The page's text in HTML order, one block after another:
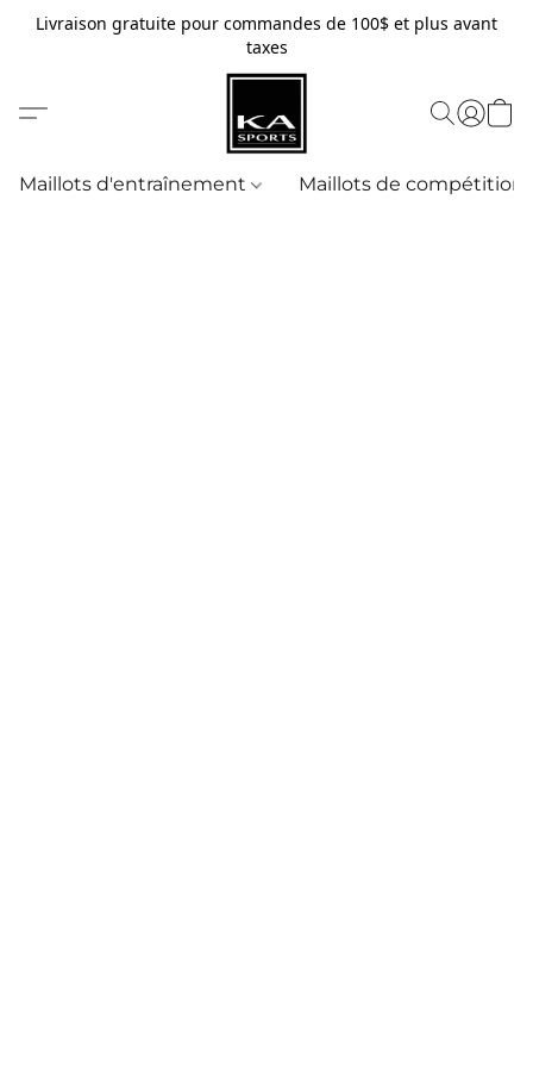
Livraison gratuite pour commandes de 100$ et plus avant
taxes
Maillots d'entraînement Maillots de compétition